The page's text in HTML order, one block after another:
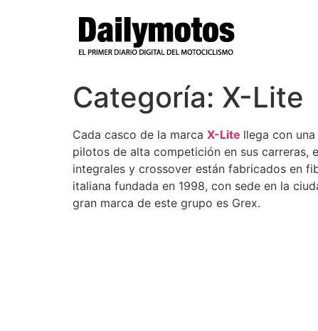
Categoría: X-Lite
Cada casco de la marca X-Lite llega con
pilotos de alta competición en sus carreras,
integrales y crossover están fabricados en
italiana fundada en 1998, con sede en la
gran marca de este grupo es Grex.